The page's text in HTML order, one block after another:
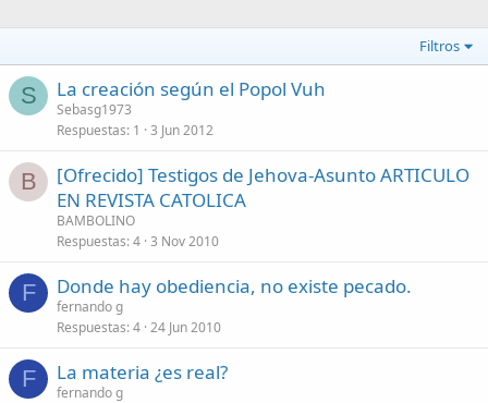
Filtros
S La creación según el Popol Vuh
Sebasg1973
Respuestas 1 3 Jun 2012
B
[Ofrecido] Testigos de Jehova-Asunto ARTICULO
EN REVISTA CATOLICA
BAMBOLINO
Respuestas 4 3 Nov 2010
F Donde hay obediencia, no existe pecado.
fernando g
Respuestas 4 24 Jun 2010
F La materia ¿es real?
fernando g